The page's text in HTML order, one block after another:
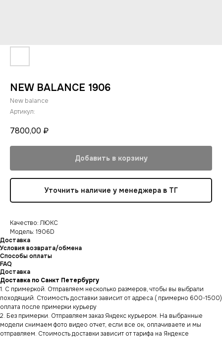
NEW BALANCE 1906
New balance
Артикул:
7800,00 ₽
Добавить в корзину
Уточнить наличие у менеджера в ТГ
Качество: ЛЮКС
Модель: 1906D
Доставка
Условия возврата/обмена
Способы оплаты
FAQ
Доставка
Доставка по Санкт Петербургу
1. С примеркой. Отправляем несколько размеров, чтобы вы выбрали
походящий. Стоимость доставки зависит от адреса.( примерно 600-1500)
оплата после примерки курьеру
2. Без примерки. Отправляем заказ Яндекс курьером. На выбранные
модели снимаем фото видео отчет, если все ок, оплачиваете и мы
отправляем. Стоимость доставки зависит от тарифа на Яндексе